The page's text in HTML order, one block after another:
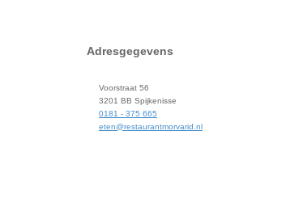
Adresgegevens
Voorstraat 56
3201 BB Spijkenisse
0181 - 375 665
eten@restaurantmorvarid.nl